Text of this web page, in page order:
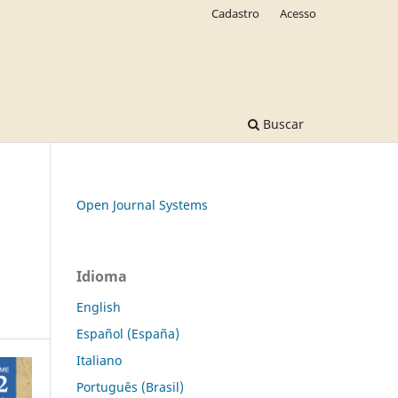
Buscar
Cadastro Acesso
Open Journal Systems
Idioma
English
Español (España)
Italiano
Português (Brasil)